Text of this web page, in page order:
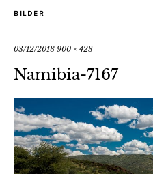
BILDER
03/12/2018 900 × 423
Namibia-7167